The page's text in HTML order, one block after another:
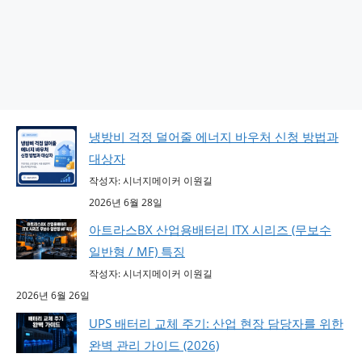
냉방비 걱정 덜어줄 에너지 바우처 신청 방법과
대상자
작성자: 시너지메이커 이원길
2026년 6월 28일
아트라스BX 산업용배터리 ITX 시리즈 (무보수
일반형 / MF) 특징
작성자: 시너지메이커 이원길
2026년 6월 26일
UPS 배터리 교체 주기: 산업 현장 담당자를 위한
완벽 관리 가이드 (2026)